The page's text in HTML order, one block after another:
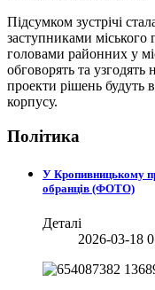
Підсумком зустрічі
заступниками
головами районних у
обговорять та узгодять
проекти рішень будуть
корпусу.
Політика
У Кропивницькому
обранців (ФОТО)
Деталі
2026-03-18